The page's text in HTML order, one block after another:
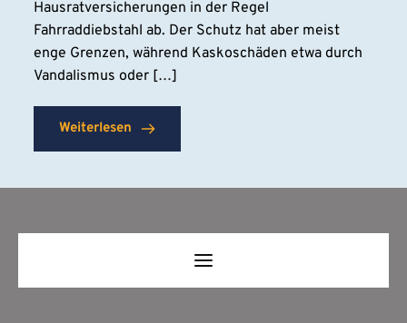
Hausratversicherungen in der Regel
Fahrraddiebstahl ab. Der Schutz hat aber meist
enge Grenzen, während Kaskoschäden etwa durch
Vandalismus oder […]
Weiterlesen